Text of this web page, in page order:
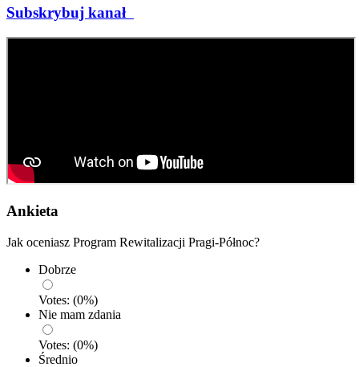
Subskrybuj kanał
Ankieta
Jak oceniasz Program Rewitalizacji Pragi-Północ?
Dobrze
Votes: (0%)
Nie mam zdania
Votes: (0%)
Średnio